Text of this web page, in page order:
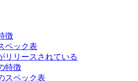
徴
ペック表
リリースされている
特徴
スペック表